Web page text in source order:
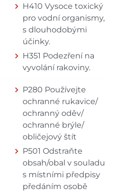
H410 Vysoce toxický
pro vodní organismy,
s dlouhodobými
účinky.
H351 Podezření na
vyvolání rakoviny.
P280 Používejte
ochranné rukavice/
ochranný oděv/
ochranné brýle/
obličejový štít
P501 Odstraňte
obsah/obal v souladu
s místními předpisy
předáním osobě